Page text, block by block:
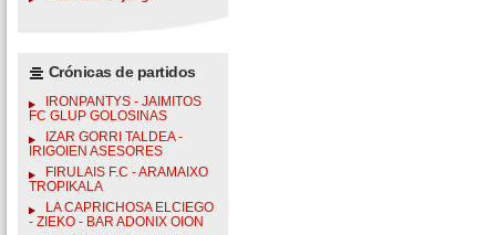
Crónicas de partidos
IRONPANTYS - JAIMITOS
FC GLUP GOLOSINAS
IZAR GORRI TALDEA -
IRIGOIEN ASESORES
FIRULAIS F.C - ARAMAIXO
TROPIKALA
LA CAPRICHOSA ELCIEGO
- ZIEKO - BAR ADONIX OION